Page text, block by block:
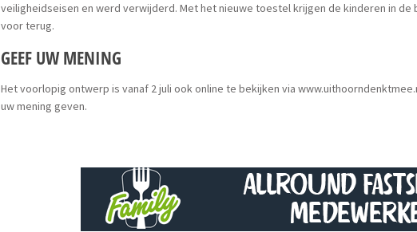
veiligheidseisen en werd verwijderd. Met het nieuwe toestel krijgen de kinderen in
voor terug.
GEEF UW MENING
Het voorlopig ontwerp is vanaf 2 juli ook online te bekijken via
uw mening geven.